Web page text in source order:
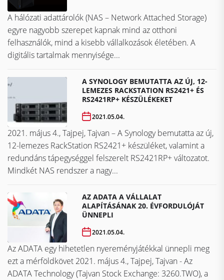
A hálózati adattárolók (NAS – Network Attached Storage)
egyre nagyobb szerepet kapnak mind az otthoni
felhasználók, mind a kisebb vállalkozások életében. A
digitális tartalmak mennyisége...
A SYNOLOGY BEMUTATTA AZ ÚJ, 12-
LEMEZES RACKSTATION RS2421+ ÉS
RS2421RP+ KÉSZÜLÉKEKET
2021.05.04.
2021. május 4., Tajpej, Tajvan – A Synology bemutatta az új,
12-lemezes RackStation RS2421+ készüléket, valamint a
redundáns tápegységgel felszerelt RS2421RP+ változatot.
Mindkét NAS rendszer a nagy...
AZ ADATA A VÁLLALAT
ALAPÍTÁSÁNAK 20. ÉVFORDULÓJÁT
ÜNNEPLI
2021.05.04.
Az ADATA egy hihetetlen nyereményjátékkal ünnepli meg
ezt a mérföldkövet ​​​​​​​2021. május 4., Tajpej, Tajvan - Az
ADATA Technology (Tajvan Stock Exchange: 3260.TWO), a